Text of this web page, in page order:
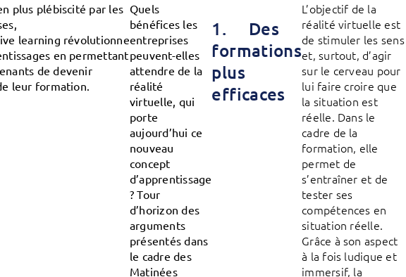
plus plébiscité par les
learning révolutionne
en permettant
de devenir
leur formation.
Quels
bénéfices les
entreprises
peuvent-elles
attendre de la
réalité
virtuelle, qui
porte
aujourd’hui ce
nouveau
concept
d’apprentissage
? Tour
d’horizon des
arguments
présentés dans
le cadre des
Matinées
1. Des
formations
plus
efficaces
L’objectif de la
réalité virtuelle est
de stimuler les sens
et, surtout, d’agir
sur le cerveau pour
lui faire croire que
la situation est
réelle. Dans le
cadre de la
formation, elle
permet de
s’entraîner et de
tester ses
compétences en
situation réelle.
Grâce à son aspect
à la fois ludique et
immersif, la